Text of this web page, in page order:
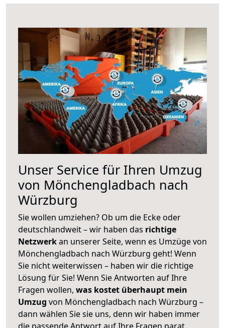
Unser Service für Ihren Umzug
von Mönchengladbach nach
Würzburg
Sie wollen umziehen? Ob um die Ecke oder
deutschlandweit – wir haben das richtige
Netzwerkan unserer Seite, wenn es Umzüge von
Mönchengladbach nach Würzburg geht! Wenn
Sie nicht weiterwissen – haben wir die richtige
Lösung für Sie! Wenn Sie Antworten auf Ihre
Fragen wollen, was kostet überhaupt mein
Umzug von Mönchengladbach nach Würzburg –
dann wählen Sie sie uns, denn wir haben immer